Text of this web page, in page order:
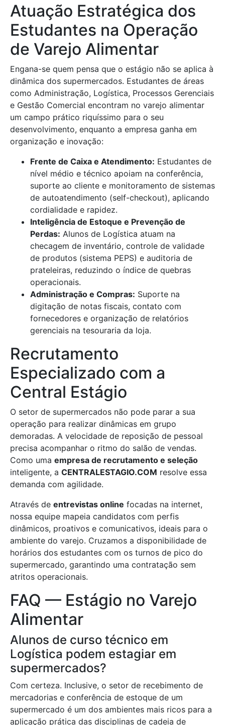
Atuação Estratégica dos
Estudantes na Operação
de Varejo Alimentar
Engana-se quem pensa que o estágio não se aplica à
dinâmica dos supermercados. Estudantes de áreas
como Administração, Logística, Processos Gerenciais
e Gestão Comercial encontram no varejo alimentar
um campo prático riquíssimo para o seu
desenvolvimento, enquanto a empresa ganha em
organização e inovação:
Frente de Caixa e Atendimento: Estudantes de
nível médio e técnico apoiam na conferência,
suporte ao cliente e monitoramento de sistemas
de autoatendimento (self-checkout), aplicando
cordialidade e rapidez.
Inteligência de Estoque e Prevenção de
Perdas: Alunos de Logística atuam na
checagem de inventário, controle de validade
de produtos (sistema PEPS) e auditoria de
prateleiras, reduzindo o índice de quebras
operacionais.
Administração e Compras: Suporte na
digitação de notas fiscais, contato com
fornecedores e organização de relatórios
gerenciais na tesouraria da loja.
Recrutamento
Especializado com a
Central Estágio
O setor de supermercados não pode parar a sua
operação para realizar dinâmicas em grupo
demoradas. A velocidade de reposição de pessoal
precisa acompanhar o ritmo do salão de vendas.
Como uma empresa de recrutamento e seleção
inteligente, a CENTRALESTAGIO.COM resolve essa
demanda com agilidade.
Através de entrevistas online focadas na internet,
nossa equipe mapeia candidatos com perfis
dinâmicos, proativos e comunicativos, ideais para o
ambiente do varejo. Cruzamos a disponibilidade de
horários dos estudantes com os turnos de pico do
supermercado, garantindo uma contratação sem
atritos operacionais.
FAQ — Estágio no Varejo
Alimentar
Alunos de curso técnico em
Logística podem estagiar em
supermercados?
Com certeza. Inclusive, o setor de recebimento de
mercadorias e conferência de estoque de um
supermercado é um dos ambientes mais ricos para a
aplicação prática das disciplinas de cadeia de